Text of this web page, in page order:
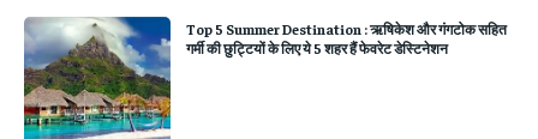
Top 5 Summer Destination : ऋषिकेश और गंगटोक सहित
ग​र्मी की छुट्टियों के लिए ये 5 शहर हैं फेवरेट डेस्टिनेशन